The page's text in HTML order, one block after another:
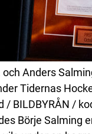
och Anders
Tidernas
/ BILDBYRÅN /
Börje Salming